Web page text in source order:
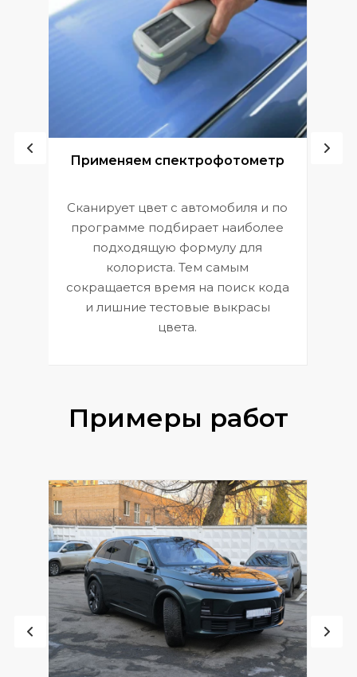
Применяем спектрофотометр
Сканирует цвет с автомобиля и по
программе подбирает наиболее
подходящую формулу для
колориста. Тем самым
сокращается время на поиск кода
и лишние тестовые выкрасы
цвета.
Примеры работ